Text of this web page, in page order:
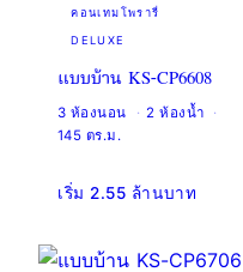
คอนเทมโพรารี่
DELUXE
แบบบ้าน KS-CP6608
3 ห้องนอน
2 ห้องน้ำ
145 ตร.ม.
เริ่ม 2.55 ล้านบาท